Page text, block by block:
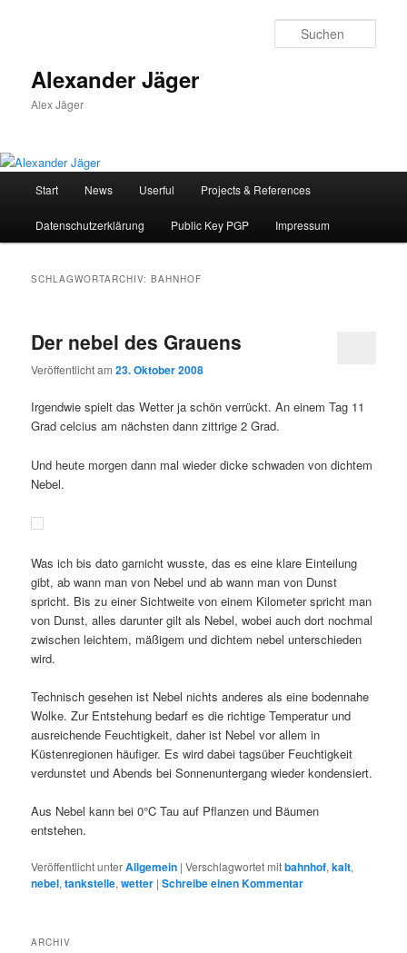
Alexander Jäger
Alex Jäger
Start News Userful Projects & References
Datenschutzerklärung Public Key PGP Impressum
SCHLAGWORTARCHIV:BAHNHOF
Der nebel des Grauens
Veröffentlicht am23. Oktober 2008
Irgendwie spielt das Wetter ja schön verrückt. An einem Tag 11
Grad celcius am nächsten dann zittrige 2 Grad.
Und heute morgen dann mal wieder dicke schwaden von dichtem
Nebel.
Was ich bis dato garnicht wusste, das es eine klare Einteilung
gibt, ab wann man von Nebel und ab wann man von Dunst
spricht. Bis zu einer Sichtweite von einem Kilometer spricht man
von Dunst, alles darunter gilt als Nebel, wobei auch dort nochmal
zwischen leichtem, mäßigem und dichtem nebel unterschieden
wird.
Technisch gesehen ist Nebel nichts anderes als eine bodennahe
Wolke. Zur Entstehung bedarf es die richtige Temperatur und
ausreichende Feuchtigkeit, daher ist Nebel vor allem in
Küstenregionen häufiger. Es wird dabei tagsüber Feuchtigkeit
verdunstet und Abends bei Sonnenuntergang wieder kondensiert.
Aus Nebel kann bei 0°C Tau auf Pflanzen und Bäumen
entstehen.
Veröffentlicht unterAllgemein |Verschlagwortet mitbahnhof,kalt,
nebel,tankstelle,wetter |Schreibe einen Kommentar
ARCHIV